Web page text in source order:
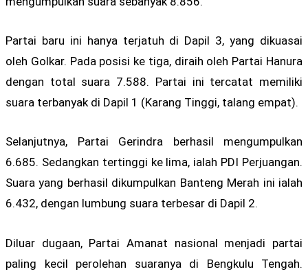
Partai baru ini hanya terjatuh di Dapil 3, yang dikuasai
oleh Golkar. Pada posisi ke tiga, diraih oleh Partai Hanura
dengan total suara 7.588. Partai ini tercatat memiliki
suara terbanyak di Dapil 1 (Karang Tinggi, talang empat).
Selanjutnya, Partai Gerindra berhasil mengumpulkan
6.685. Sedangkan tertinggi ke lima, ialah PDI Perjuangan.
Suara yang berhasil dikumpulkan Banteng Merah ini ialah
6.432, dengan lumbung suara terbesar di Dapil 2.
Diluar dugaan, Partai Amanat nasional menjadi partai
paling kecil perolehan suaranya di Bengkulu Tengah.